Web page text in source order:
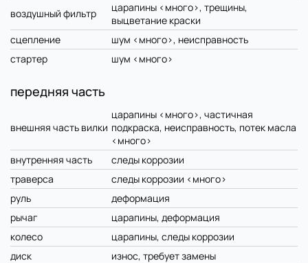
воздушный фильтр
царапины <много>, трещины,
выцветание краски
сцепление
шум <много>, неисправность
стартер
шум <много>
передняя часть
внешняя часть вилки
царапины <много>, частичная
подкраска, неисправность, потек масла
<много>
внутренняя часть
следы коррозии
траверса
следы коррозии <много>
руль
деформация
рычаг
царапины, деформация
колесо
царапины, следы коррозии
диск
износ, требует замены